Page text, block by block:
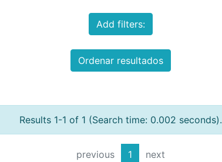
Add filters:
Ordenar resultados
Results 1-1 of 1 (Search time: 0.002 seconds).
previous 1 next